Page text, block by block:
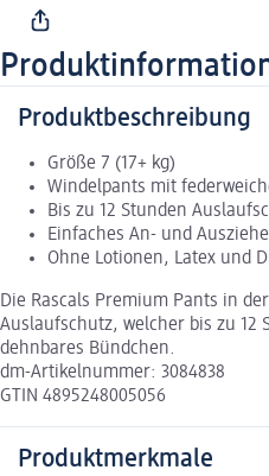
Produktbeschreibung
Größe 7 (17+ kg)
Windelpants mit
Bis zu 12 Stunden
Einfaches An- und
Ohne Lotionen, Latex und
Die Rascals Premium Pants in
Auslaufschutz, welcher bis zu 12
dehnbares Bündchen.
dm-Artikelnummer: 3084838
GTIN 4895248005056
Produktmerkmale